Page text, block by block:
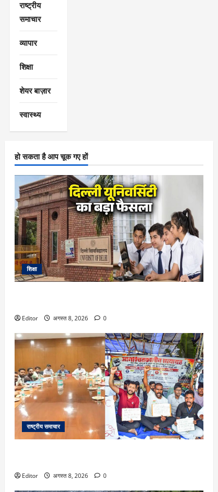
राष्ट्रीय
समाचार
व्यापार
शिक्षा
शेयर बाज़ार
स्वास्थ्य
हो सकता है आप चूक गए हों
शिक्षा
Editor अगस्त 8, 2026 0
राष्ट्रीय समाचार
Editor अगस्त 8, 2026 0